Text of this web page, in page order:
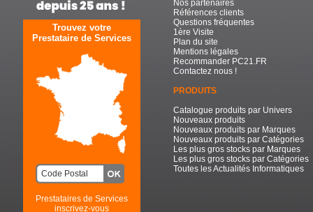
Trouvez votre
Prestataire de Services
Prestataires de Services
inscrivez-vous
Nos partenaires
Références clients
Questions fréquentes
1ère Visite
Plan du site
Mentions légales
Recommander PC21.FR
Contactez nous !
PRODUITS
Catalogue produits par Univers
Nouveaux produits
Nouveaux produits par Marques
Nouveaux produits par Catégories
Les plus gros stocks par Marques
Les plus gros stocks par Catégories
Toutes les Actualités Informatiques